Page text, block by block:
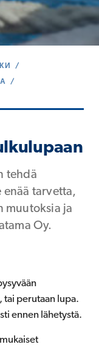
tehdä
enää tarvetta,
muutoksia ja
Oy.
tai perutaan lupa.
ennen lähetystä.